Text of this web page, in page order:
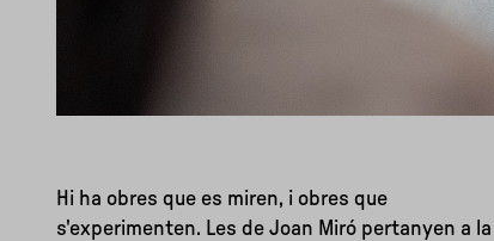
Hi ha obres que es miren, i obres que
s'experimenten. Les de Joan Miró pertanyen a la